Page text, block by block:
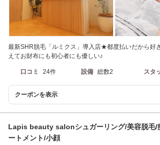
最新SHR脱毛「ルミクス」導入店★都度払いだから好
えてお財布にも初心者にも優しい♪
口コミ 24件 設備 総数2 スタ
クーポンを表示
Lapis beauty salonシュガーリング/美容脱毛/
ートメント/小顔